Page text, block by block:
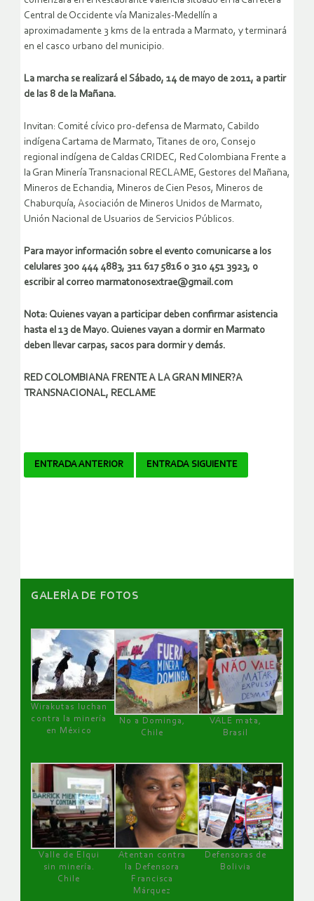
Central de Occidente vía Manizales-Medellín a
aproximadamente 3 kms de la entrada a Marmato, y terminará
en el casco urbano del municipio.
La marcha se realizará el Sábado, 14 de mayo de 2011, a partir
de las 8 de la Mañana.
Invitan: Comité cívico pro-defensa de Marmato, Cabildo
indígena Cartama de Marmato, Titanes de oro, Consejo
regional indígena de Caldas CRIDEC, Red Colombiana Frente a
la Gran Minería Transnacional RECLAME, Gestores del Mañana,
Mineros de Echandia, Mineros de Cien Pesos, Mineros de
Chaburquía, Asociación de Mineros Unidos de Marmato,
Unión Nacional de Usuarios de Servicios Públicos.
Para mayor información sobre el evento comunicarse a los
celulares 300 444 4883, 311 617 5816 o 310 451 3923, o
escribir al correo marmatonosextrae@gmail.com
Nota: Quienes vayan a participar deben confirmar asistencia
hasta el 13 de Mayo. Quienes vayan a dormir en Marmato
deben llevar carpas, sacos para dormir y demás.
RED COLOMBIANA FRENTE A LA GRAN MINER?A
TRANSNACIONAL, RECLAME
Navegador
ENTRADA ANTERIOR ENTRADA SIGUIENTE
GALERÌA DE FOTOS
Wirakutas luchan
contra la minería
en México
No a Dominga,
Chile
VALE mata,
Brasil
Valle de Elqui
sin minería.
Chile
Atentan contra
la Defensora
Francisca
Márquez
Defensoras de
Bolivia